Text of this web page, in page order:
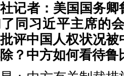
记者：美国国务
同习近平主席的
评中国人权状况
？中方如何看待鲁